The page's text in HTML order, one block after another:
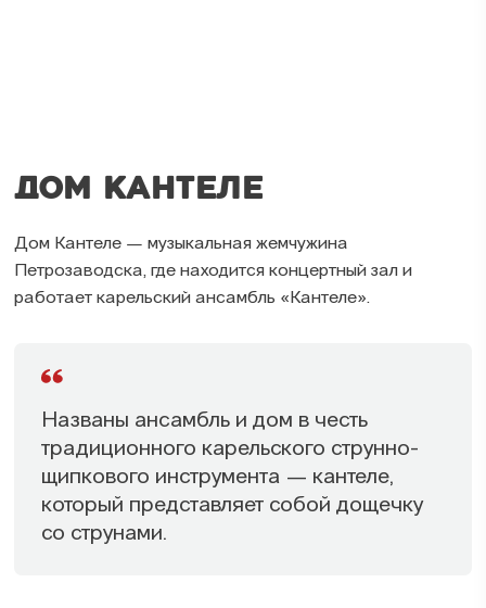
ДОМ КАНТЕЛЕ
Дом Кантеле — музыкальная жемчужина
Петрозаводска, где находится концертный зал и
работает карельский ансамбль «Кантеле».
Названы ансамбль и дом в честь
традиционного карельского струнно-
щипкового инструмента — кантеле,
который представляет собой дощечку
со струнами.